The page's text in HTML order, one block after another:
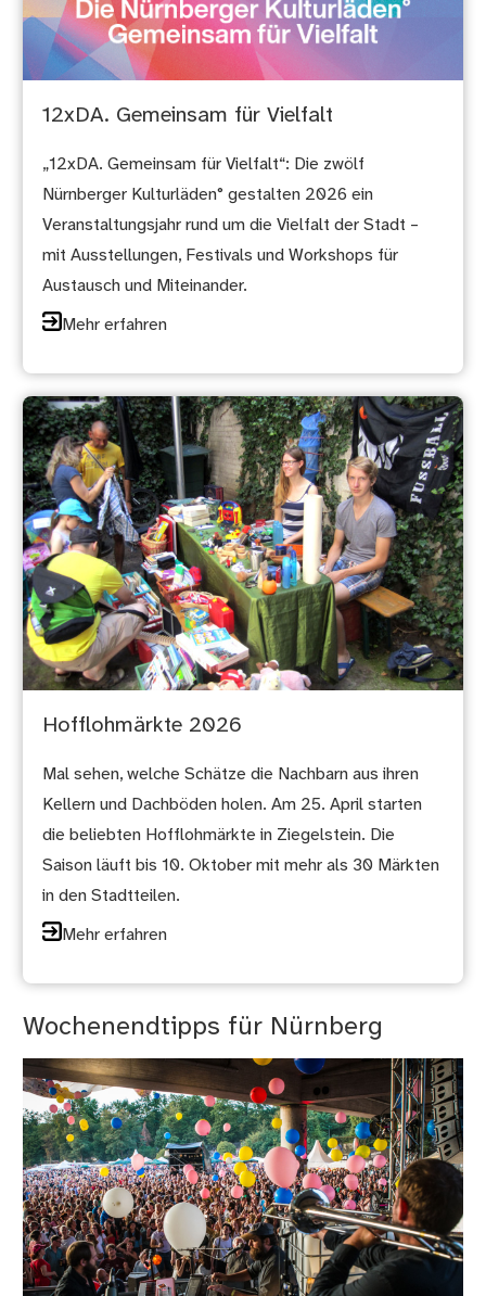
12xDA. Gemeinsam für Vielfalt
„12xDA. Gemeinsam für Vielfalt“: Die zwölf
Nürnberger Kulturläden° gestalten 2026 ein
Veranstaltungsjahr rund um die Vielfalt der Stadt –
mit Ausstellungen, Festivals und Workshops für
Austausch und Miteinander.
Mehr erfahren
Hofflohmärkte 2026
Mal sehen, welche Schätze die Nachbarn aus ihren
Kellern und Dachböden holen. Am 25. April starten
die beliebten Hofflohmärkte in Ziegelstein. Die
Saison läuft bis 10. Oktober mit mehr als 30 Märkten
in den Stadtteilen.
Mehr erfahren
Wochenendtipps für Nürnberg